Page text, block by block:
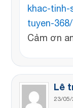
khac-
tuyen-368/
Cảm ơn
Lê
23/05/